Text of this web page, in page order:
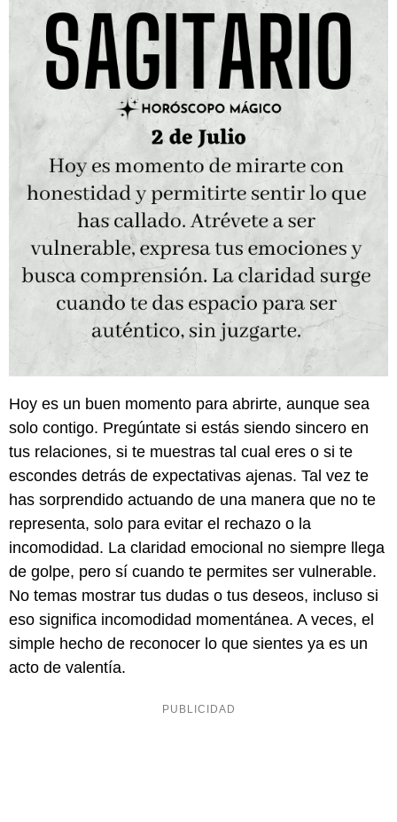
Hoy es un buen momento para abrirte, aunque sea
solo contigo. Pregúntate si estás siendo sincero en
tus relaciones, si te muestras tal cual eres o si te
escondes detrás de expectativas ajenas. Tal vez te
has sorprendido actuando de una manera que no te
representa, solo para evitar el rechazo o la
incomodidad. La claridad emocional no siempre llega
de golpe, pero sí cuando te permites ser vulnerable.
No temas mostrar tus dudas o tus deseos, incluso si
eso significa incomodidad momentánea. A veces, el
simple hecho de reconocer lo que sientes ya es un
acto de valentía.